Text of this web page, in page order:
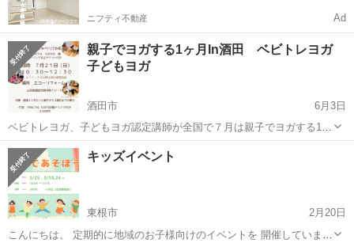
ニフティ不動産 Ad
親子でヨガする1ヶ月In酒田 ベビトレヨガ
子どもヨガ
酒田市
6月3日
ベビトレヨガ、子どもヨガ認定講師が全国で７月は親子でヨガする1ヶ
月ということでイベントを開催します！ ママもお子さんも一緒に楽し
めるイベントです！ 山形県では酒田市のエコーリフォーム様で ベビ
トレヨガ、子どもヨガのレ...
山形 酒田市 育児 ベビトレヨガ
キッズイベント
東根市
2月20日
こんにちは。 定期的に地域のお子様向けのイベントを 開催していま